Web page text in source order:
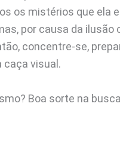
os mistérios que ela
por causa da
concentre-se,
caça visual.
Boa sorte na